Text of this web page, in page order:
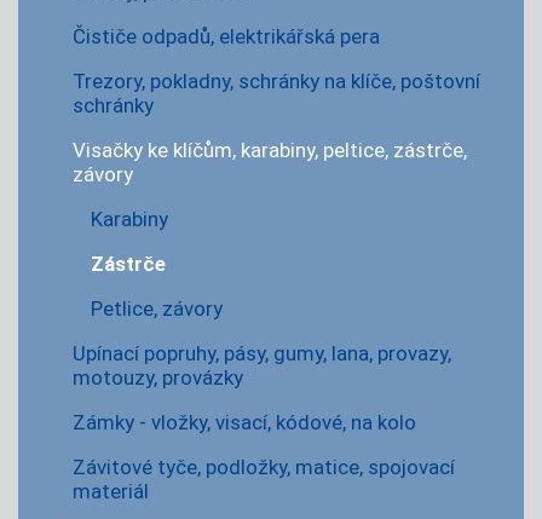
Čističe odpadů, elektrikářská pera
Trezory, pokladny, schránky na klíče, poštovní
schránky
Visačky ke klíčům, karabiny, peltice, zástrče,
závory
Karabiny
Zástrče
Petlice, závory
Upínací popruhy, pásy, gumy, lana, provazy,
motouzy, provázky
Zámky - vložky, visací, kódové, na kolo
Závitové tyče, podložky, matice, spojovací
materiál